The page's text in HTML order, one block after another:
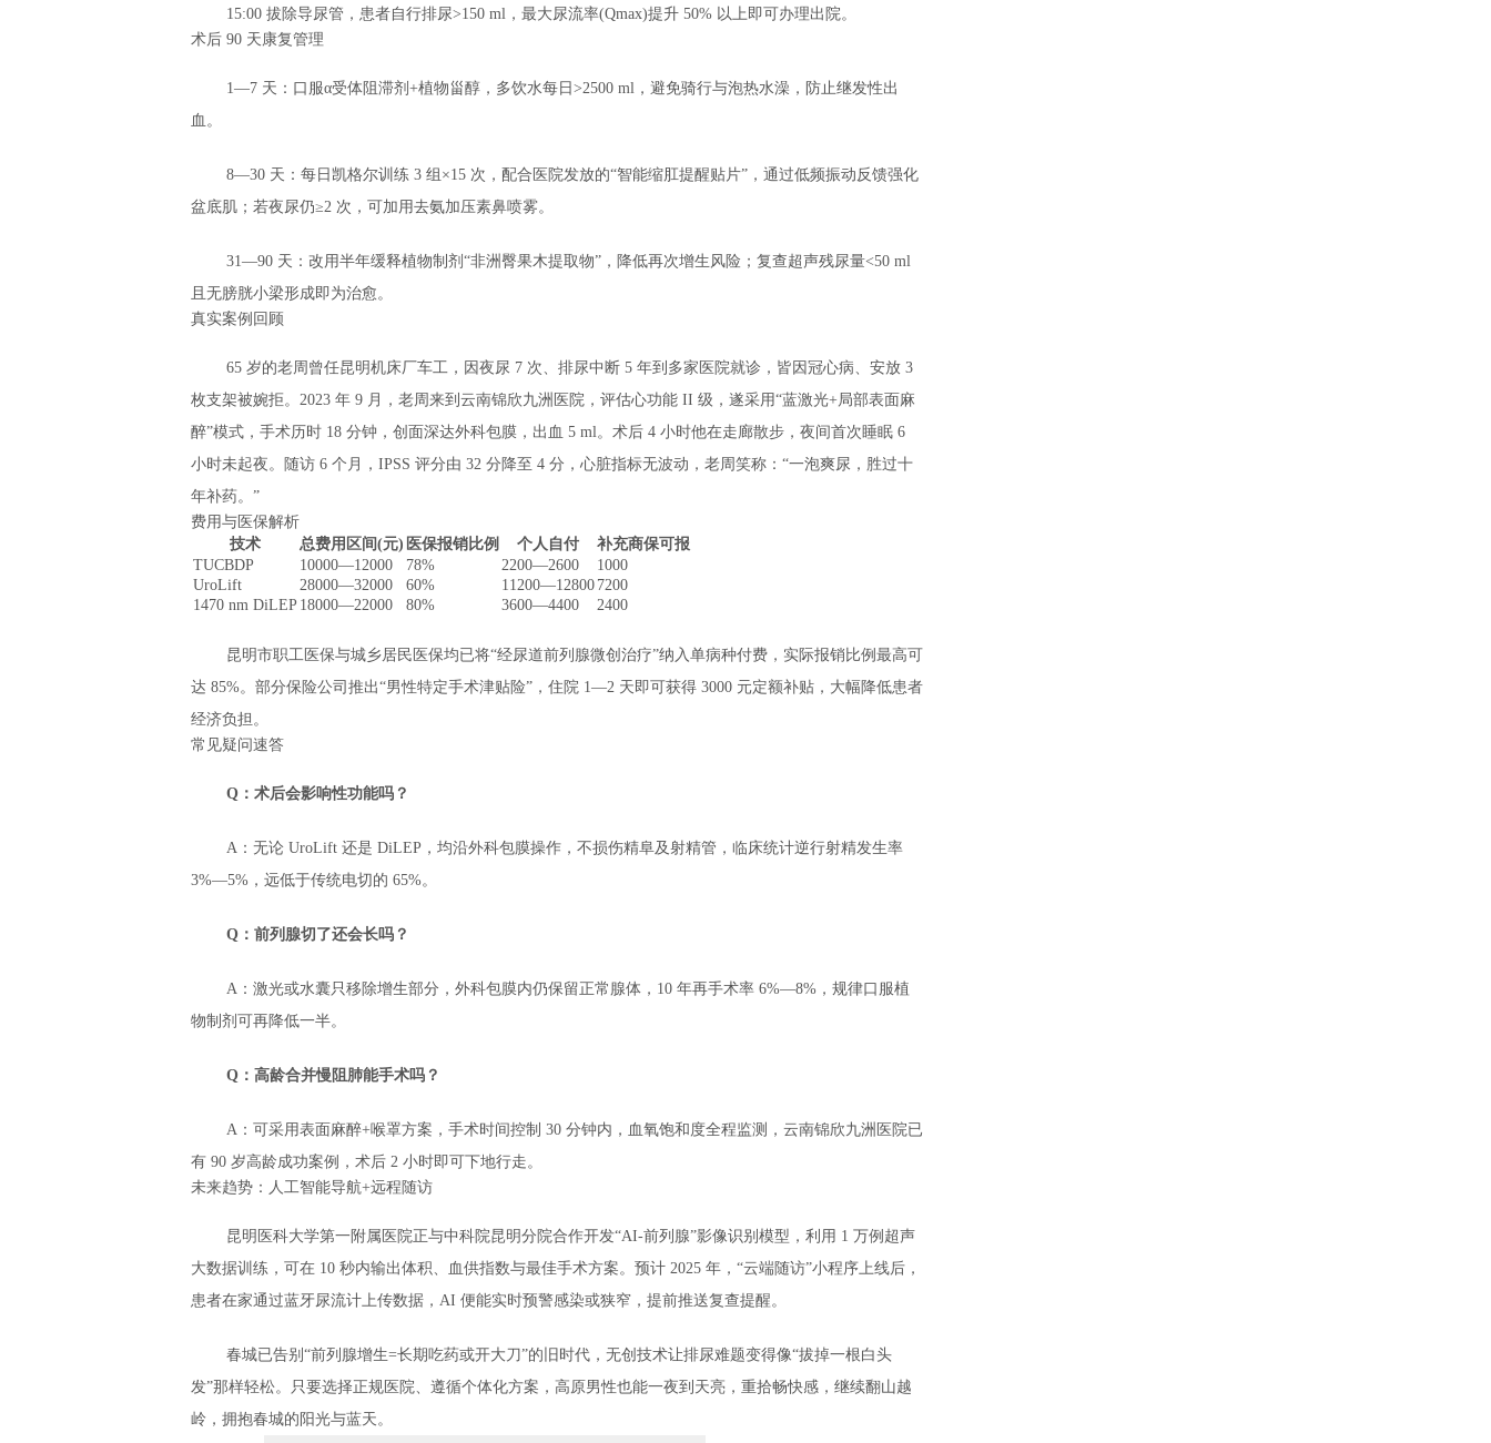
15:00 拔除导尿管，患者自行排尿>150 ml，最大尿流率(Qmax)提升 50% 以上即可办理出院。
术后 90 天康复管理
1—7 天：口服α受体阻滞剂+植物甾醇，多饮水每日>2500 ml，避免骑行与泡热水澡，防止继发性出
血。
8—30 天：每日凯格尔训练 3 组×15 次，配合医院发放的“智能缩肛提醒贴片”，通过低频振动反馈强化
盆底肌；若夜尿仍≥2 次，可加用去氨加压素鼻喷雾。
31—90 天：改用半年缓释植物制剂“非洲臀果木提取物”，降低再次增生风险；复查超声残尿量<50 ml
且无膀胱小梁形成即为治愈。
真实案例回顾
65 岁的老周曾任昆明机床厂车工，因夜尿 7 次、排尿中断 5 年到多家医院就诊，皆因冠心病、安放 3
枚支架被婉拒。2023 年 9 月，老周来到云南锦欣九洲医院，评估心功能 II 级，遂采用“蓝激光+局部表面麻
醉”模式，手术历时 18 分钟，创面深达外科包膜，出血 5 ml。术后 4 小时他在走廊散步，夜间首次睡眠 6
小时未起夜。随访 6 个月，IPSS 评分由 32 分降至 4 分，心脏指标无波动，老周笑称：“一泡爽尿，胜过十
年补药。”
费用与医保解析
技术
总费用区间(元) 医保报销比例 个人自付
补充商保可报
TUCBDP
10000—12000 78% 2200—2600
1000
UroLift
28000—32000 60% 11200—12800 7200
1470 nm DiLEP 18000—22000 80% 3600—4400 2400
昆明市职工医保与城乡居民医保均已将“经尿道前列腺微创治疗”纳入单病种付费，实际报销比例最高可
达 85%。部分保险公司推出“男性特定手术津贴险”，住院 1—2 天即可获得 3000 元定额补贴，大幅降低患者
经济负担。
常见疑问速答
Q：术后会影响性功能吗？
A：无论 UroLift 还是 DiLEP，均沿外科包膜操作，不损伤精阜及射精管，临床统计逆行射精发生率
3%—5%，远低于传统电切的 65%。
Q：前列腺切了还会长吗？
A：激光或水囊只移除增生部分，外科包膜内仍保留正常腺体，10 年再手术率 6%—8%，规律口服植
物制剂可再降低一半。
Q：高龄合并慢阻肺能手术吗？
A：可采用表面麻醉+喉罩方案，手术时间控制 30 分钟内，血氧饱和度全程监测，云南锦欣九洲医院已
有 90 岁高龄成功案例，术后 2 小时即可下地行走。
未来趋势：人工智能导航+远程随访
昆明医科大学第一附属医院正与中科院昆明分院合作开发“AI-前列腺”影像识别模型，利用 1 万例超声
大数据训练，可在 10 秒内输出体积、血供指数与最佳手术方案。预计 2025 年，“云端随访”小程序上线后，
患者在家通过蓝牙尿流计上传数据，AI 便能实时预警感染或狭窄，提前推送复查提醒。
春城已告别“前列腺增生=长期吃药或开大刀”的旧时代，无创技术让排尿难题变得像“拔掉一根白头
发”那样轻松。只要选择正规医院、遵循个体化方案，高原男性也能一夜到天亮，重拾畅快感，继续翻山越
岭，拥抱春城的阳光与蓝天。